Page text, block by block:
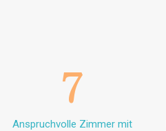
7
Anspruchvolle Zimmer mit